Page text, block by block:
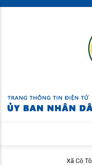
Skip
Xã Cô Tô triển khai